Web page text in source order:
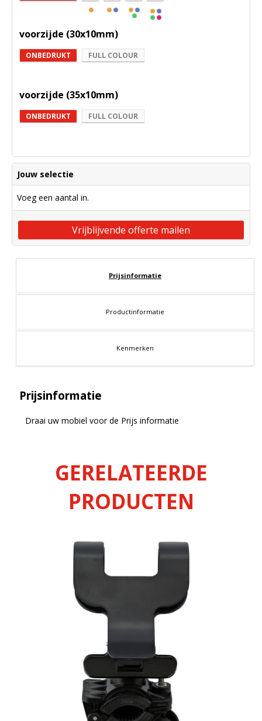
voorzijde (30x10mm)
ONBEDRUKT FULL COLOUR
voorzijde (35x10mm)
ONBEDRUKT FULL COLOUR
Jouw selectie
Voeg een aantal in.
Vrijblijvende offerte mailen
Prijsinformatie
Productinformatie
Kenmerken
Prijsinformatie
Draai uw mobiel voor de Prijs informatie
GERELATEERDE
PRODUCTEN